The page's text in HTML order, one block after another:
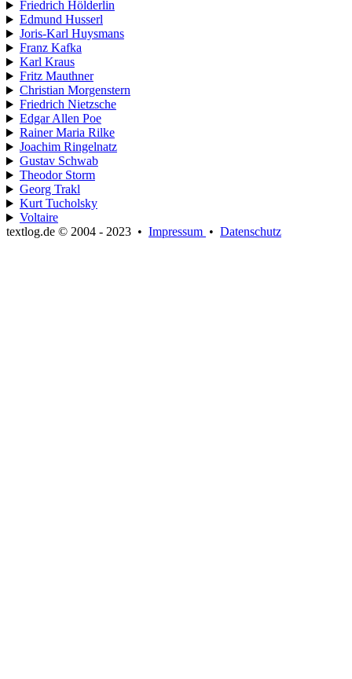
Friedrich Hölderlin
Edmund Husserl
Joris-Karl Huysmans
Franz Kafka
Karl Kraus
Fritz Mauthner
Christian Morgenstern
Friedrich Nietzsche
Edgar Allen Poe
Rainer Maria Rilke
Joachim Ringelnatz
Gustav Schwab
Theodor Storm
Georg Trakl
Kurt Tucholsky
Voltaire
textlog.de © 2004 - 2023 • Impressum • Datenschutz